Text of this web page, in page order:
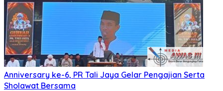
Anniversary ke-6, PR Tali Jaya Gelar Pengajian Serta
Sholawat Bersama